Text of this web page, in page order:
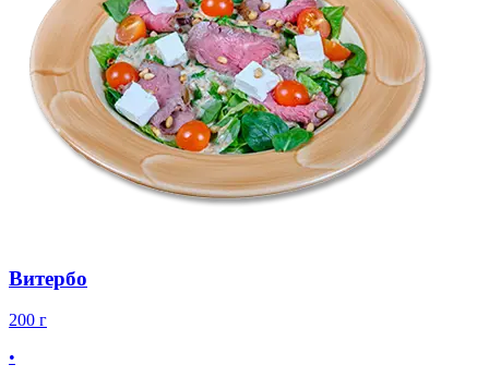
Витербо
200 г
•